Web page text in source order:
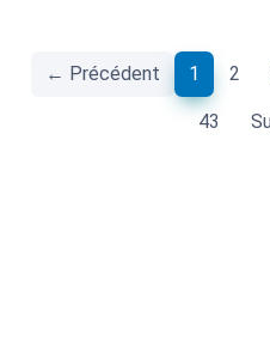
← Précédent 1 (current)
2
43